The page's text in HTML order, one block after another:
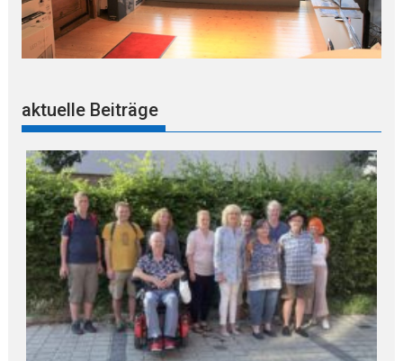
aktuelle Beiträge